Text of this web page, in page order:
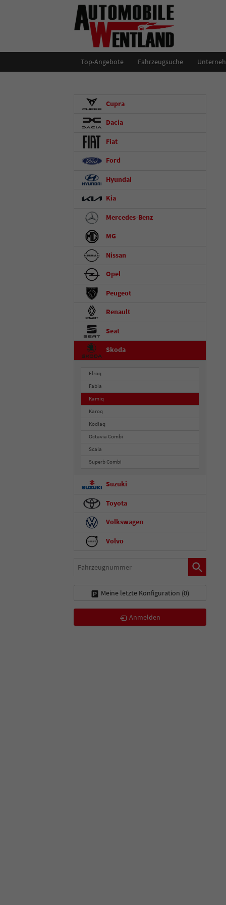
Top-Angebote Fahrzeugsuche
Cupra
Dacia
Fiat
Ford
Hyundai
Kia
Mercedes-Benz
MG
Nissan
Opel
Peugeot
Renault
Seat
Skoda
Elroq
Fabia
Kamiq
Karoq
Kodiaq
Octavia Combi
Scala
Superb Combi
Suzuki
Toyota
Volkswagen
Volvo
Fahrzeugnummer
Meine letzte Konfiguration (0)
Anmelden